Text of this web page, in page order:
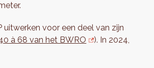
voor een deel van zijn
à 68 van het BWRO
). In 2024,